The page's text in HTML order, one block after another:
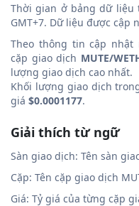
Thời gian ở bảng dữ liệu
GMT+7. Dữ liệu được cập
Theo thông tin cập nhật
cặp giao dịch MUTE/
lượng giao dịch cao nhất.
Khối lượng giao dịch
giá $0.0001177.
Giải thích từ ngữ
Sàn giao dịch: Tên sàn
Cặp: Tên cặp giao dịch
Giá: Tỷ giá của từng cặp